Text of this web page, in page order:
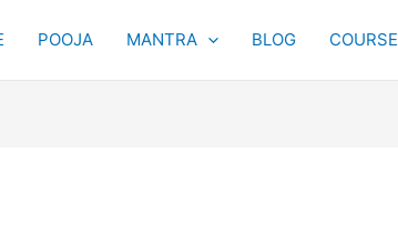
POOJA MANTRA BLOG COURSE